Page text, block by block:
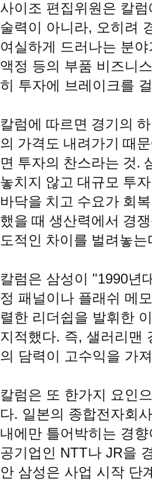
사이조 편집위원은 칼
술력이 아니라, 오히려
여실하게 드러나는 분
액정 등의 부품 비즈니
히 투자에 브레이크를
칼럼에 따르면 경기의
의 가격도 내려가기 때
면 투자의 찬스라는 것.
놓치지 않고 대규모 투
바닥을 치고 수요가 회
했을 때 생산력에서 경
도적인 차이를 벌려놓
칼럼은 삼성이 "1990년
정 패널이나 플래쉬 메
렬한 리더쉽을 발휘한
지적했다. 즉, 샐러리맨
의 담력이 고수익을 가
칼럼은 또 한가지 요인
다. 일본의 종합전자회
내에만 틀어박히는 경
공기업인 NTT나 JR을
안 삼성은 사업 시작 단